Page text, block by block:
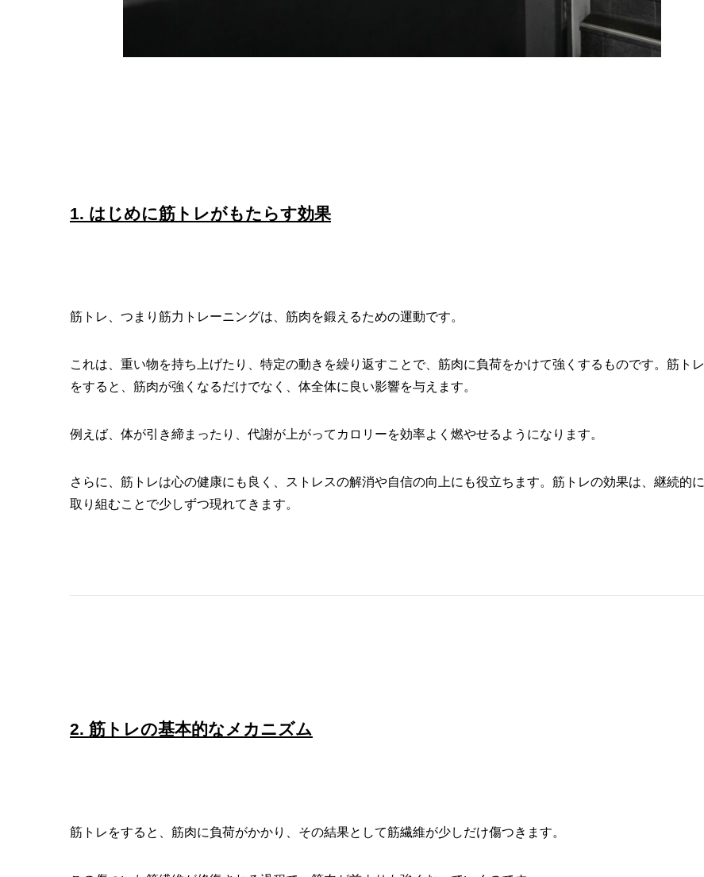
1. はじめに筋トレがもたらす効果
筋トレ、つまり筋力トレーニングは、筋肉を鍛えるための運動です。
これは、重い物を持ち上げたり、特定の動きを繰り返すことで、筋肉に負荷をかけて強くするものです。筋トレ
をすると、筋肉が強くなるだけでなく、体全体に良い影響を与えます。
例えば、体が引き締まったり、代謝が上がってカロリーを効率よく燃やせるようになります。
さらに、筋トレは心の健康にも良く、ストレスの解消や自信の向上にも役立ちます。筋トレの効果は、継続的に
取り組むことで少しずつ現れてきます。
2. 筋トレの基本的なメカニズム
筋トレをすると、筋肉に負荷がかかり、その結果として筋繊維が少しだけ傷つきます。